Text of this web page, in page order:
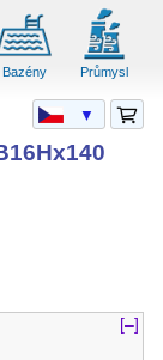
Bazény Průmysl
[–]
▼